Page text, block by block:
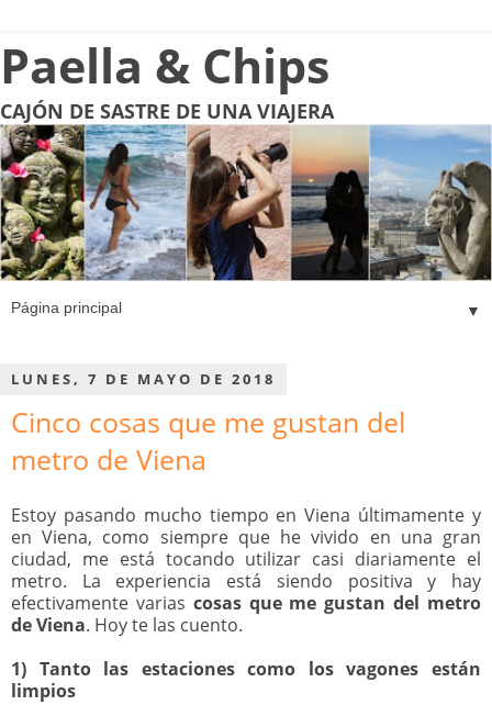
Paella & Chips
CAJÓN DE SASTRE DE UNA VIAJERA
▼
LUNES, 7 DE MAYO DE 2018
Cinco cosas que me gustan del
metro de Viena
Estoy pasando mucho tiempo en Viena últimamente y
en Viena, como siempre que he vivido en una gran
ciudad, me está tocando utilizar casi diariamente el
metro. La experiencia está siendo positiva y hay
efectivamente varias cosas que me gustan del metro
de Viena. Hoy te las cuento.
1) Tanto las estaciones como los vagones están
limpios